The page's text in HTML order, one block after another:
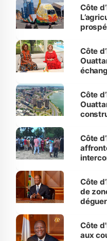
Côte
Côte
Côte
Côte
milieu
Côte
de
l'Etat
vies
Côte
aux